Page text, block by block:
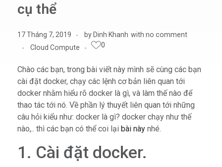
cụ thể
17 Tháng 7, 2019 by Dinh Khanh with no comment
Cloud Compute
0
Chào các bạn, trong bài viết này mình sẽ cùng các bạn
cài đặt docker, chạy các lệnh cơ bản liên quan tới
docker nhằm hiểu rõ docker là gì, và làm thế nào để
thao tác tới nó. Về phần lý thuyết liên quan tới những
câu hỏi kiểu như: docker là gì? docker chạy như thế
nào,.. thì các bạn có thể coi lại bài này nhé.
1. Cài đặt docker.